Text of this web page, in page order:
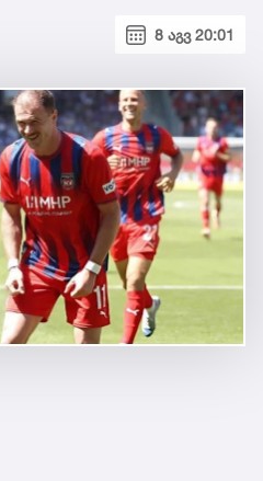
8 აგვ 20:01